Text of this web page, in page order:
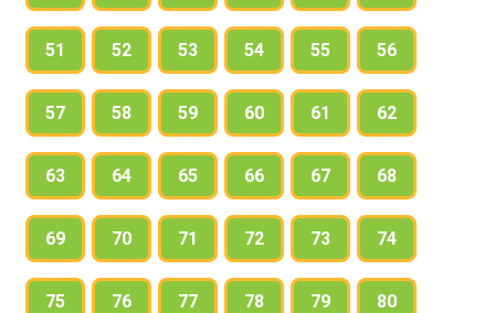
51 52 53 54 55 56
57 58 59 60 61 62
63 64 65 66 67 68
69 70 71 72 73 74
75 76 77 78 79 80